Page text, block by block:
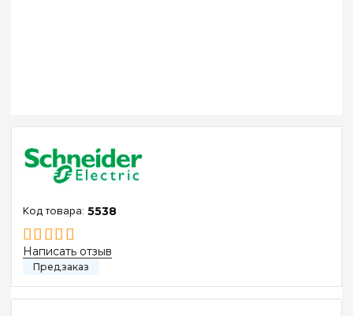
5538
Написать отзыв